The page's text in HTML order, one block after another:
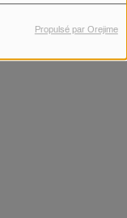
Propulsé par Orejime